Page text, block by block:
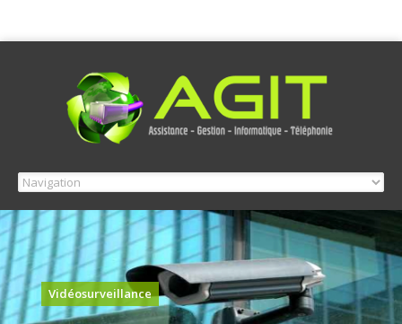
Vidéosurveillance